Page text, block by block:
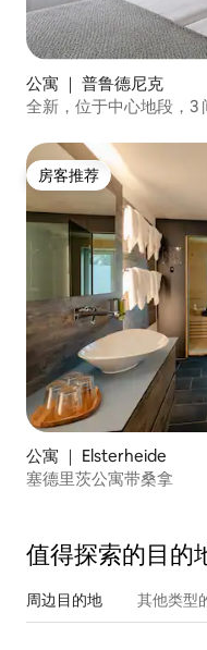
公寓 ｜ 普鲁德尼克
全新，位于中心地段，3
房客推荐
房客推荐
公寓 ｜ Elsterheide
塞德里茨公寓带桑拿
值得探索的目的
周边目的地 其他类型